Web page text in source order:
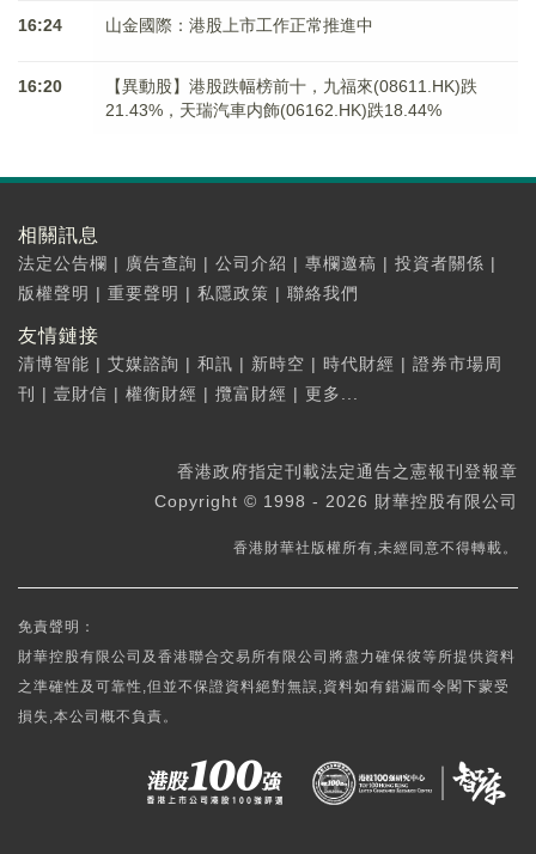
16:24 山金國際：港股上市工作正常推進中
16:20
【異動股】港股跌幅榜前十，九福來(08611.HK)跌
21.43%，天瑞汽車内飾(06162.HK)跌18.44%
相關訊息
法定公告欄 | 廣告查詢 | 公司介紹 | 專欄邀稿 | 投資者關係 |
版權聲明 | 重要聲明 | 私隱政策 | 聯絡我們
友情鏈接
清博智能 | 艾媒諮詢 | 和訊 | 新時空 | 時代財經 | 證券市場周
刊
| 壹財信 | 權衡財經 | 攬富財經 | 更多...
香港政府指定刊載法定通告之憲報刊登報章
Copyright © 1998 - 2026 財華控股有限公司
香港財華社版權所有,未經同意不得轉載。
免責聲明：
財華控股有限公司及香港聯合交易所有限公司將盡力確保彼等所提供資料
之準確性及可靠性,但並不保證資料絕對無誤,資料如有錯漏而令閣下蒙受
損失,本公司概不負責。